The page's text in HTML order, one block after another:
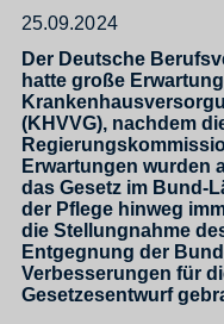
25.09.2024
Der Deutsche
hatte große
(KHVVG), nachdem
Erwartungen wurden
das Gesetz im Bund-
der Pflege hinweg
die Stellungnahme
Entgegnung der
Verbesserungen für
Gesetzesentwurf